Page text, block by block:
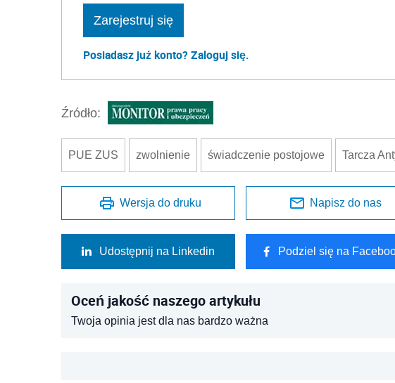
Zarejestruj się
Posiadasz już konto? Zaloguj się.
Źródło:
PUE ZUS zwolnienie świadczenie postojowe Tarcza
Wersja do druku Napisz do nas
Udostępnij na Linkedin Podziel się na
Oceń jakość naszego artykułu
Twoja opinia jest dla nas bardzo ważna